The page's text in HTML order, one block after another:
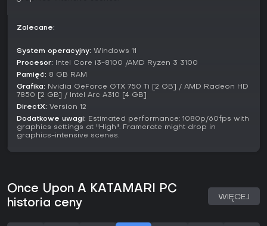
wybór, zwłaszcza po ostatnich poprawkach stabilności. Ci,
relaksującą zabawę - w punkt.
Zalecane:
System operacyjny: Windows 11
Procesor: Intel Core i3-8100 /AMD Ryzen 3 3100
Pamięć: 8 GB RAM
Grafika: Nvidia GeForce GTX 750 Ti [2 GB] / AMD Radeon HD
7850 [2 GB] / Intel Arc A310 [4 GB]
DirectX: Version 12
Dodatkowe uwagi: Estimated performance: 1080p/60fps with
graphics settings at "High". Framerate might drop in
graphics-intensive scenes.
Once Upon A KATAMARI PC
historia ceny
WIĘCEJ